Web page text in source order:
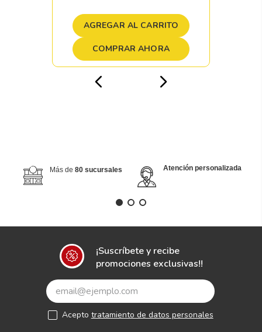
AGREGAR AL CARRITO
COMPRAR AHORA
Más de 80 sucursales Atención personalizada
¡Suscríbete y recibe
promociones exclusivas!!
Acepto tratamiento de datos personales